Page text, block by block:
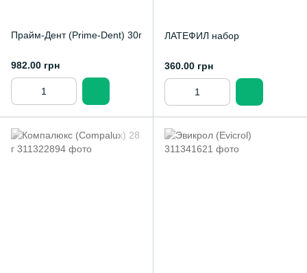
Прайм-Дент (Prime-Dent) 30г
982.00 грн
ЛАТЕФИЛ набор
360.00 грн